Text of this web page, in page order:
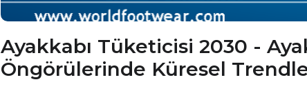
Ayakkabı Tüketicisi 2030 -
Öngörülerinde Küresel